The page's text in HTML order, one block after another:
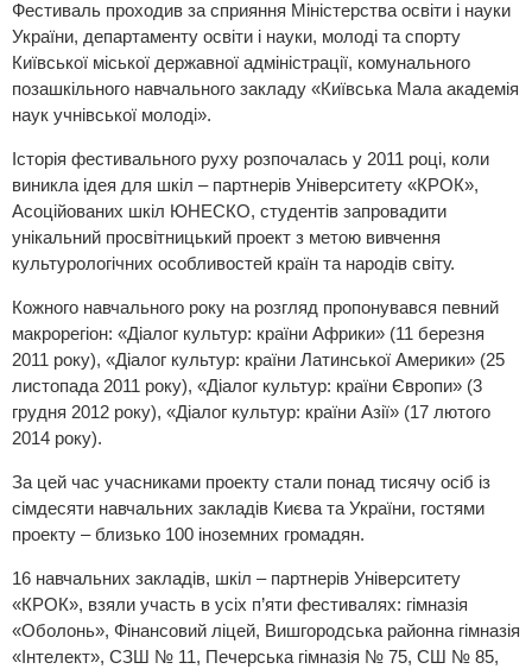
Фестиваль проходив за сприяння Міністерства освіти і науки
України, департаменту освіти і науки, молоді та спорту
Київської міської державної адміністрації, комунального
позашкільного навчального закладу «Київська Мала академія
наук учнівської молоді».
Історія фестивального руху розпочалась у 2011 році, коли
виникла ідея для шкіл – партнерів Університету «КРОК»,
Асоційованих шкіл ЮНЕСКО, студентів запровадити
унікальний просвітницький проект з метою вивчення
культурологічних особливостей країн та народів світу.
Кожного навчального року на розгляд пропонувався певний
макрорегіон: «Діалог культур: країни Африки» (11 березня
2011 року), «Діалог культур: країни Латинської Америки» (25
листопада 2011 року), «Діалог культур: країни Європи» (3
грудня 2012 року), «Діалог культур: країни Азії» (17 лютого
2014 року).
За цей час учасниками проекту стали понад тисячу осіб із
сімдесяти навчальних закладів Києва та України, гостями
проекту – близько 100 іноземних громадян.
16 навчальних закладів, шкіл – партнерів Університету
«КРОК», взяли участь в усіх п’яти фестивалях: гімназія
«Оболонь», Фінансовий ліцей, Вишгородська районна гімназія
«Інтелект», СЗШ № 11, Печерська гімназія № 75, СШ № 85,